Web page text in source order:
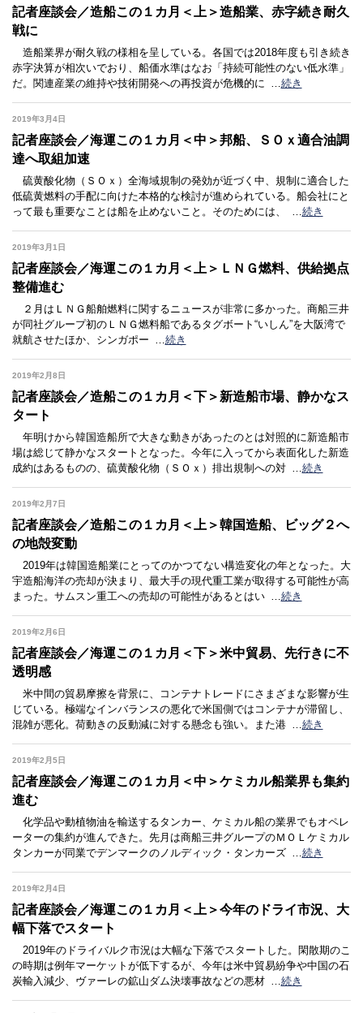
記者座談会／造船この１カ月＜上＞造船業、赤字続き耐久
戦に
造船業界が耐久戦の様相を呈している。各国では2018年度も引き続き
赤字決算が相次いでおり、船価水準はなお「持続可能性のない低水準」
だ。関連産業の維持や技術開発への再投資が危機的に …続き
2019年3月4日
記者座談会／海運この１カ月＜中＞邦船、ＳＯｘ適合油調
達へ取組加速
硫黄酸化物（ＳＯｘ）全海域規制の発効が近づく中、規制に適合した
低硫黄燃料の手配に向けた本格的な検討が進められている。船会社にと
って最も重要なことは船を止めないこと。そのためには、
…続き
2019年3月1日
記者座談会／海運この１カ月＜上＞ＬＮＧ燃料、供給拠点
整備進む
２月はＬＮＧ船舶燃料に関するニュースが非常に多かった。商船三井
が同社グループ初のＬＮＧ燃料船であるタグボート“いしん”を大阪湾で
就航させたほか、シンガポー …続き
2019年2月8日
記者座談会／造船この１カ月＜下＞新造船市場、静かなス
タート
年明けから韓国造船所で大きな動きがあったのとは対照的に新造船市
場は総じて静かなスタートとなった。今年に入ってから表面化した新造
成約はあるものの、硫黄酸化物（ＳＯｘ）排出規制への対 …続き
2019年2月7日
記者座談会／造船この１カ月＜上＞韓国造船、ビッグ２へ
の地殻変動
2019年は韓国造船業にとってのかつてない構造変化の年となった。大
宇造船海洋の売却が決まり、最大手の現代重工業が取得する可能性が高
まった。サムスン重工への売却の可能性があるとはい …続き
2019年2月6日
記者座談会／海運この１カ月＜下＞米中貿易、先行きに不
透明感
米中間の貿易摩擦を背景に、コンテナトレードにさまざまな影響が生
じている。極端なインバランスの悪化で米国側ではコンテナが滞留し、
混雑が悪化。荷動きの反動減に対する懸念も強い。また港 …続き
2019年2月5日
記者座談会／海運この１カ月＜中＞ケミカル船業界も集約
進む
化学品や動植物油を輸送するタンカー、ケミカル船の業界でもオペレ
ーターの集約が進んできた。先月は商船三井グループのＭＯＬケミカル
タンカーが同業でデンマークのノルディック・タンカーズ …続き
2019年2月4日
記者座談会／海運この１カ月＜上＞今年のドライ市況、大
幅下落でスタート
2019年のドライバルク市況は大幅な下落でスタートした。閑散期のこ
の時期は例年マーケットが低下するが、今年は米中貿易紛争や中国の石
炭輸入減少、ヴァーレの鉱山ダム決壊事故などの悪材 …続き